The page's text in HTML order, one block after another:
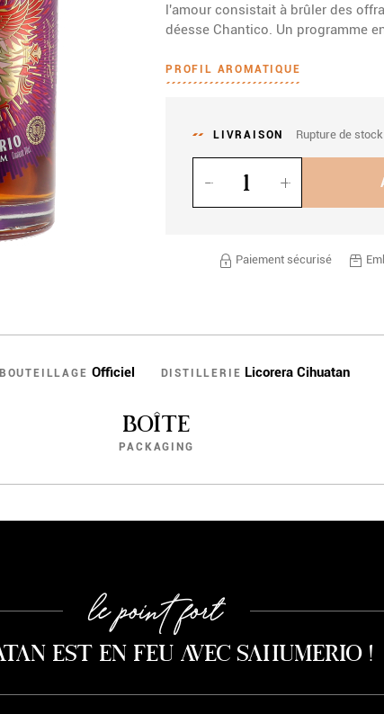
l'amour consistait à brûler des
déesse Chantico. Un programme
PROFIL AROMATIQUE
LIVRAISON Rupture de stock
Paiement sécurisé
Officiel DISTILLERIE Licorera Cihuatan
BOÎTE
PACKAGING
le point fort
est en feu avec Sahumerio !